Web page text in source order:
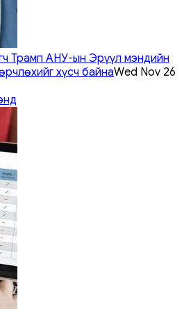
Трамп АНУ-ын Эрүүл мэндийн
хүсч байнаWed Nov 26